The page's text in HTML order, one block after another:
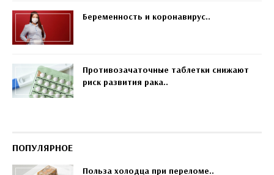
Беременность и коронавирус..
Противозачаточные таблетки снижают
риск развития рака..
ПОПУЛЯРНОЕ
Польза холодца при переломе..